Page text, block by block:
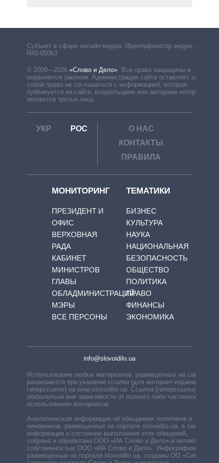
Субъект в сфере онлайн-медиа. Идентификатор медиа –
R40-05063
© 2009—2026 «Слово и Дело». Все права защищены и
охраняются законом. Администрация сайта оставляет за
собой право не соглашаться с информацией, которая
публикуется на сайте, владельцами или авторами которой
являются третьи лица.
УКР РОС
О НАС
КОНТАКТЫ
ПРАВИЛА
МОНИТОРИНГ
ПРЕЗИДЕНТ И
ОФИС
ВЕРХОВНАЯ
РАДА
КАБИНЕТ
МИНИСТРОВ
ГЛАВЫ
ОБЛАДМИНИСТРАЦИЙ
МЭРЫ
ВСЕ ПЕРСОНЫ
ТЕМАТИКИ
БИЗНЕС
КУЛЬТУРА
НАУКА
НАЦИОНАЛЬНАЯ
БЕЗОПАСНОСТЬ
ОБЩЕСТВО
ПОЛИТИКА
ПРАВО
ФИНАНСЫ
ЭКОНОМИКА
info@slovoidilo.ua
Использование любых материалов, размещённых на сайте,
разрешается при указании ссылки (для интернет-изданий —
гиперссылки) на www.slovoidilo.ua. Ссылка (гиперссылка)
обязательна вне зависимости от полного либо частичного
использования материалов.
Аналитическая информация об обещаниях политиков и
чиновников, размещенных на портале slovoidilo.ua, а также
информация о состоянии выполнения этих обещаний,
собрана и обработана ООО «ИА Слово и Дело» и является
собственностью ООО «ИА Слово и Дело». Инфографики,
размещенные на портале slovoidilo.ua, созданы ОО «Система